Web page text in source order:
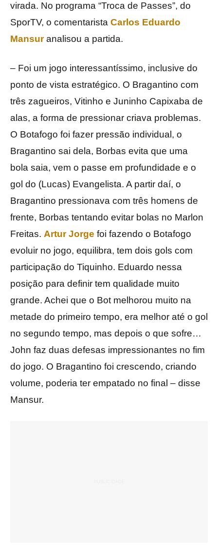
virada. No programa “Troca de Passes”, do
SporTV, o comentarista Carlos Eduardo
Mansuranalisou a partida.
– Foi um jogo interessantíssimo, inclusive do
ponto de vista estratégico. O Bragantino com
três zagueiros, Vitinho e Juninho Capixaba de
alas, a forma de pressionar criava problemas.
O Botafogo foi fazer pressão individual, o
Bragantino sai dela, Borbas evita que uma
bola saia, vem o passe em profundidade e o
gol do (Lucas) Evangelista. A partir daí, o
Bragantino pressionava com três homens de
frente, Borbas tentando evitar bolas no Marlon
Freitas. Artur Jorge foi fazendo o Botafogo
evoluir no jogo, equilibra, tem dois gols com
participação do Tiquinho. Eduardo nessa
posição para definir tem qualidade muito
grande. Achei que o Bot melhorou muito na
metade do primeiro tempo, era melhor até o gol
no segundo tempo, mas depois o que sofre…
John faz duas defesas impressionantes no fim
do jogo. O Bragantino foi crescendo, criando
volume, poderia ter empatado no final – disse
Mansur.